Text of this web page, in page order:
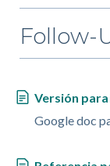
Follow-
Versión
Google doc